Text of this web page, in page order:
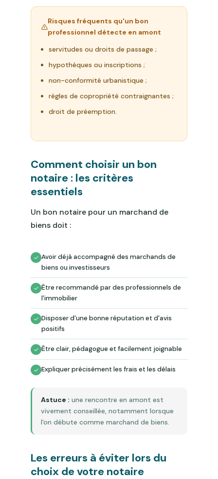
Risques fréquents qu'un bon
professionnel détecte en amont
servitudes ou droits de passage ;
hypothèques ou inscriptions ;
non-conformité urbanistique ;
règles de copropriété contraignantes ;
droit de préemption.
Comment choisir un bon
notaire : les critères
essentiels
Un bon notaire pour un marchand de
biens doit :
Avoir déjà accompagné des marchands de
biens ou investisseurs
Être recommandé par des professionnels de
l'immobilier
Disposer d'une bonne réputation et d'avis
positifs
Être clair, pédagogue et facilement joignable
Expliquer précisément les frais et les délais
Astuce : une rencontre en amont est
vivement conseillée, notamment lorsque
l'on débute comme marchand de biens.
Les erreurs à éviter lors du
choix de votre notaire